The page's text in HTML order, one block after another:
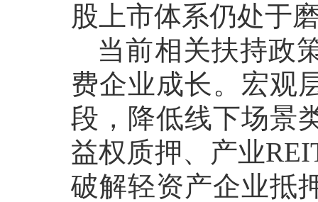
股上市体系仍处于
当前相关扶持政
费企业成长。宏观
段，降低线下场景
益权质押、产业
破解轻资产企业抵